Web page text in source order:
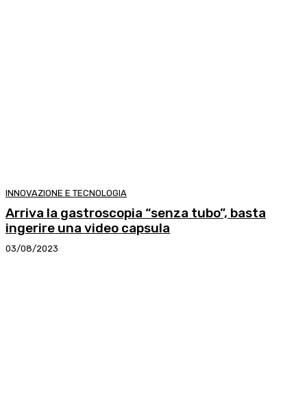
INNOVAZIONE E TECNOLOGIA
Arriva la gastroscopia “senza tubo”, basta
ingerire una video capsula
03/08/2023